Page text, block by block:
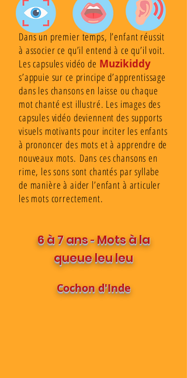
6 à 7 ans-Mots à la
queue leu leu
Cochon d'Inde
Dans un premier temps, l’enfant réussit
à associer ce qu’il entend à ce qu’il voit.
Les capsules vidéo de Muzikiddy
s’appuie sur ce principe d’apprentissage
dans les chansons en laisse ou chaque
mot chanté est illustré. Les images des
capsules vidéo deviennent des supports
visuels motivants pour inciter les enfants
à prononcer des mots et à apprendre de
nouveaux mots. Dans ces chansons en
rime, les sons sont chantés par syllabe
de manière à aider l’enfant à articuler
les mots correctement.